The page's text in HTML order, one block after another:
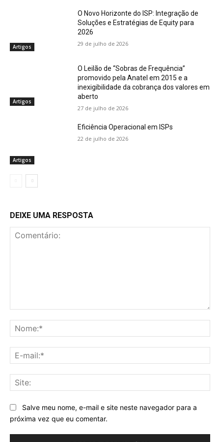
Artigos
O Novo Horizonte do ISP: Integração de
Soluções e Estratégias de Equity para
2026
29 de julho de 2026
Artigos
O Leilão de “Sobras de Frequência”
promovido pela Anatel em 2015 e a
inexigibilidade da cobrança dos valores em
aberto
27 de julho de 2026
Artigos
Eficiência Operacional em ISPs
22 de julho de 2026
DEIXE UMA RESPOSTA
Salve meu nome, e-mail e site neste navegador para a
próxima vez que eu comentar.